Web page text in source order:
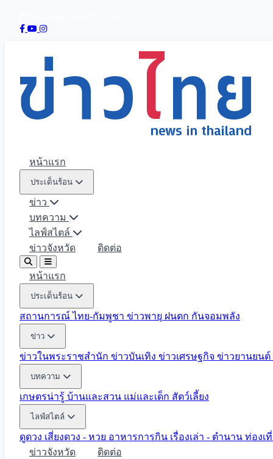
หน้าแรก
ประเด็นร้อน
ข่าว
บทความ
ไลฟ์สไตล์
ข่าวจังหวัด
ติดต่อ
หน้าแรก
ประเด็นร้อน
สถานการณ์ ไทย-กัมพูชา ข่าวพายุ ฝนตก กันจอมพลัง
ข่าว
ข่าวในพระราชสำนัก ข่าวบันเทิง ข่าวเศรษฐกิจ ข่าวยานยนต์
บทความ
เกษตรน่ารู้ บ้านและสวน แม่และเด็ก สัตว์เลี้ยง
ไลฟ์สไตล์
ดูดวง เสี่ยงดวง - หวย อาหารการกิน เรื่องเล่า - ตำนาน ท่องเ
ข่าวจังหวัด
ติดต่อ